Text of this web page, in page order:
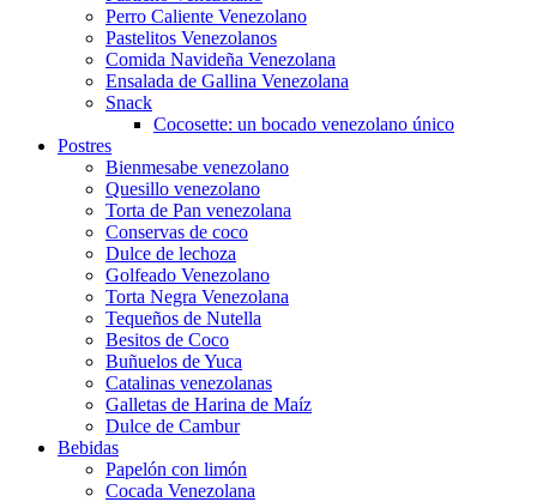
Perro Caliente Venezolano
Pastelitos Venezolanos
Comida Navideña Venezolana
Ensalada de Gallina Venezolana
Snack
Cocosette: un bocado venezolano único
Postres
Bienmesabe venezolano
Quesillo venezolano
Torta de Pan venezolana
Conservas de coco
Dulce de lechoza
Golfeado Venezolano
Torta Negra Venezolana
Tequeños de Nutella
Besitos de Coco
Buñuelos de Yuca
Catalinas venezolanas
Galletas de Harina de Maíz
Dulce de Cambur
Bebidas
Papelón con limón
Cocada Venezolana